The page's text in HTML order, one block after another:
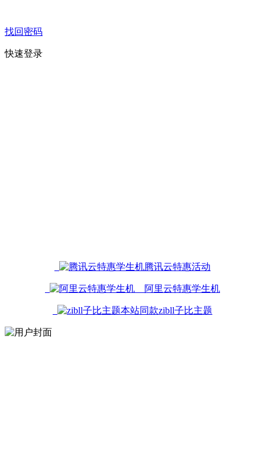
找回密码
快速登录
腾讯云特惠活动
阿里云特惠学生机
本站同款zibll子比主题